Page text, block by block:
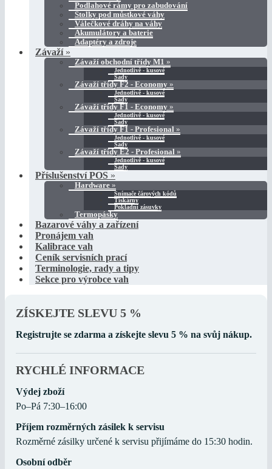
Podlahové rámy pro zabudování
Stolky pod můstkové váhy
Válečkové dráhy na váhy
Akumulátory a baterie
Adaptéry a zdroje
Závaží »
Závaží obchodní třídy M1 »
Jednotlivě - kusové
Sady
Závaží třídy F2 - Economy »
Jednotlivě - kusové
Sady
Závaží třídy F1 - Economy »
Jednotlivě - kusové
Sady
Závaží třídy F1 - Profesional »
Jednotlivě - kusové
Sady
Závaží třídy E2 - Profesional »
Jednotlivě - kusové
Sady
Příslušenství POS »
Hardware »
Snímače čárových kódů
Tiskárny
Pokladní zásuvky
Termopásky
Bazarové váhy a zařízení
Pronájem vah
Kalibrace vah
Ceník servisních prací
Terminologie, rady a tipy
Sekce pro výrobce vah
ZÍSKEJTE SLEVU 5 %
Registrujte se zdarma a získejte slevu 5 % na svůj nákup.
RYCHLÉ INFORMACE
Výdej zboží
Po–Pá 7:30–16:00
Příjem rozměrných zásilek k servisu
Rozměrné zásilky určené k servisu přijímáme do 15:30 hodin.
Osobní odběr